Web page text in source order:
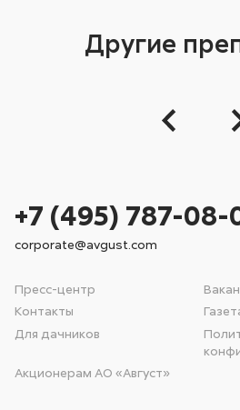
Другие
Пресс-центр
Контакты
Для дачников
Акционерам АО «Август»
+7 (495) 787-08-
corporate@avgust.com